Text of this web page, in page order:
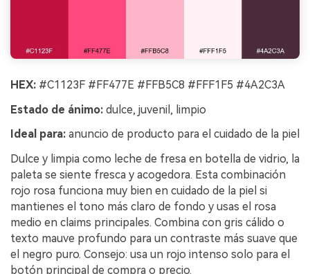
HEX: #C1123F #FF477E #FFB5C8 #FFF1F5 #4A2C3A
Estado de ánimo: dulce, juvenil, limpio
Ideal para: anuncio de producto para el cuidado de la piel
Dulce y limpia como leche de fresa en botella de vidrio, la
paleta se siente fresca y acogedora. Esta combinación
rojo rosa funciona muy bien en cuidado de la piel si
mantienes el tono más claro de fondo y usas el rosa
medio en claims principales. Combina con gris cálido o
texto mauve profundo para un contraste más suave que
el negro puro. Consejo: usa un rojo intenso solo para el
botón principal de compra o precio.